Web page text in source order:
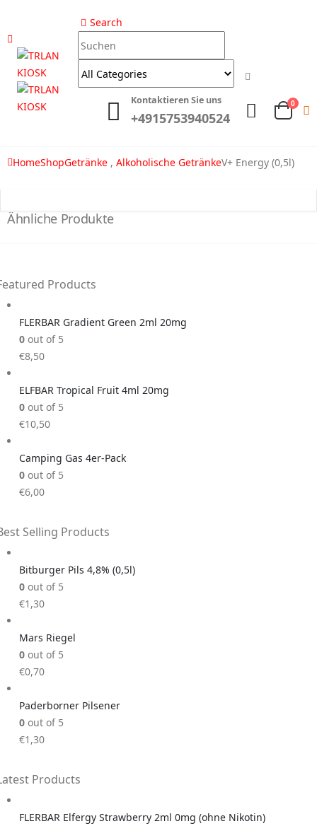
Search
Kontaktieren Sie uns
+4915753940524
0
HomeShopGetränke , Alkoholische GetränkeV+ Energy (0,5l)
Ähnliche Produkte
Products
FLERBAR Gradient Green 2ml 20mg
0 out of 5
€8,50
ELFBAR Tropical Fruit 4ml 20mg
0 out of 5
€10,50
Camping Gas 4er-Pack
0 out of 5
€6,00
Selling Products
Bitburger Pils 4,8% (0,5l)
0 out of 5
€1,30
Mars Riegel
0 out of 5
€0,70
Paderborner Pilsener
0 out of 5
€1,30
Products
FLERBAR Elfergy Strawberry 2ml 0mg (ohne Nikotin)